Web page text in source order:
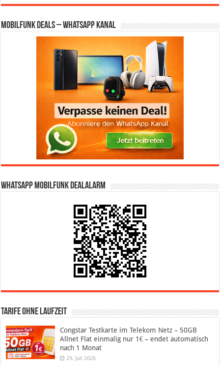
Mobilfunk Deals – WhatsApp Kanal
WhatsApp Mobilfunk DealAlarm
Tarife ohne Laufzeit
Congstar Testkarte im Telekom Netz – 50GB
Allnet Flat einmalig nur 1€ – endet automatisch
nach 1 Monat
29. Juli 2026